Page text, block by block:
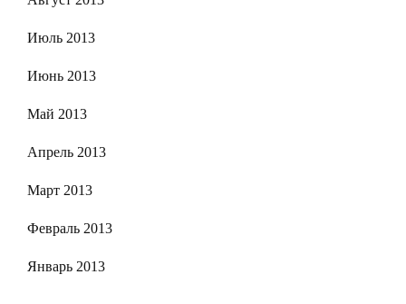
Июль 2013
Июнь 2013
Май 2013
Апрель 2013
Март 2013
Февраль 2013
Январь 2013